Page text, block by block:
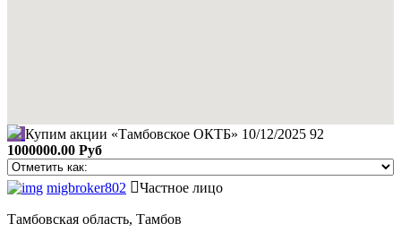
Купим акции «Тамбовское ОКТБ» 10/12/2025 92
1000000.00 Руб
migbroker802 Частное лицо
Тамбовская область, Тамбов